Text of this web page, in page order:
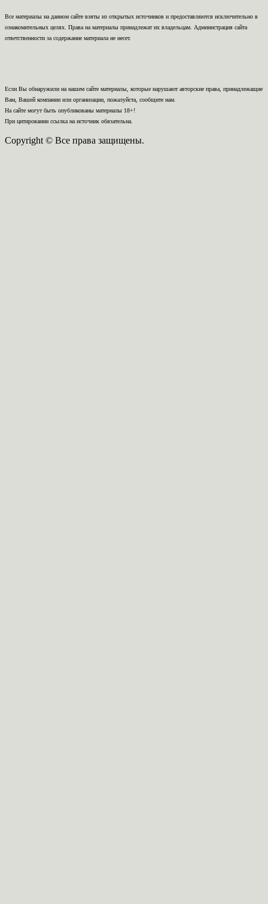
Все материалы на данном сайте взяты из открытых источников и предоставляются исключительно в
ознакомительных целях. Права на материалы принадлежат их владельцам. Администрация сайта
ответственности за содержание материала не несет.
Если Вы обнаружили на нашем сайте материалы, которые нарушают авторские права, принадлежащие
Вам, Вашей компании или организации, пожалуйста, сообщите нам.
На сайте могут быть опубликованы материалы 18+!
При цитировании ссылка на источник обязательна.
Copyright © Все права защищены.